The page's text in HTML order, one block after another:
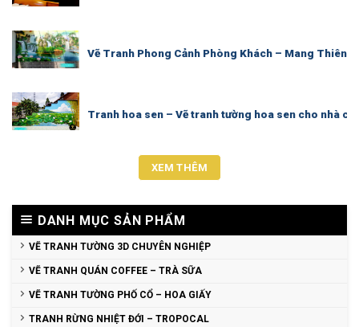
Vẽ Tranh Phong Cảnh Phòng Khách – Mang Thiên
Tranh hoa sen – Vẽ tranh tường hoa sen cho nhà
XEM THÊM
DANH MỤC SẢN PHẨM
VẼ TRANH TƯỜNG 3D CHUYÊN NGHIỆP
VẼ TRANH QUÁN COFFEE – TRÀ SỮA
VẼ TRANH TƯỜNG PHỐ CỔ – HOA GIẤY
TRANH RỪNG NHIỆT ĐỚI – TROPOCAL